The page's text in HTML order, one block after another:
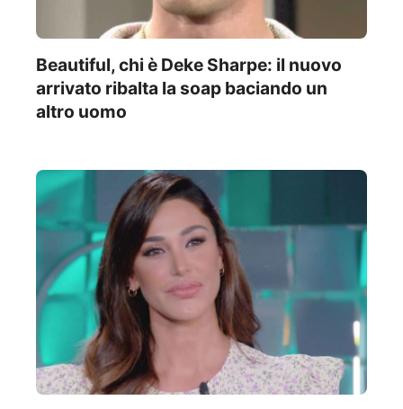
Beautiful, chi è Deke Sharpe: il nuovo
arrivato ribalta la soap baciando un
altro uomo